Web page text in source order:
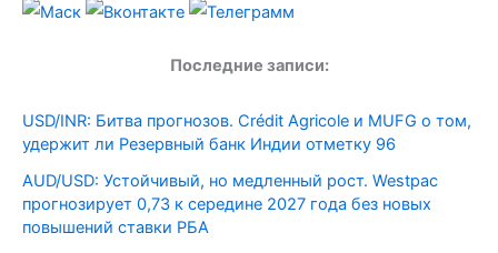
Последние записи:
USD/INR: Битва прогнозов. Crédit Agricole и MUFG о том,
удержит ли Резервный банк Индии отметку 96
AUD/USD: Устойчивый, но медленный рост. Westpac
прогнозирует 0,73 к середине 2027 года без новых
повышений ставки РБА